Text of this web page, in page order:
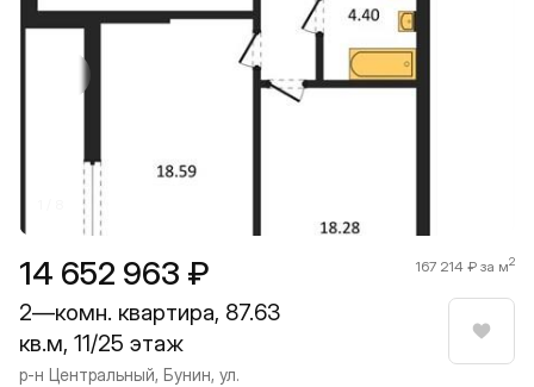
14 652 963 ₽ 167 214 ₽ за м2
2—комн. квартира, 87.63
кв.м, 11/25 этаж
р-н Центральный, Бунин, ул.